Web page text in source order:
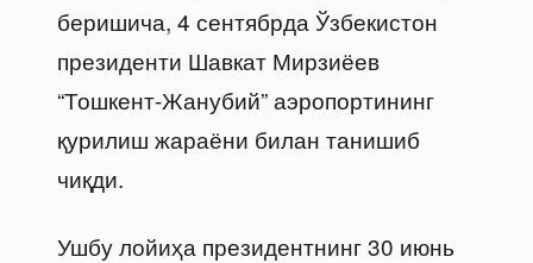
беришича, 4 сентябрда Ўзбекистон
президенти Шавкат Мирзиёев
“Тошкент-Жанубий” аэропортининг
қурилиш жараёни билан танишиб
чиқди.
Ушбу лойиҳа президентнинг 30 июнь